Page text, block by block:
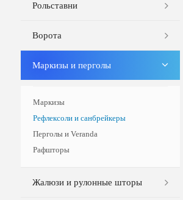
Рольставни
Ворота
Маркизы и перголы
Маркизы
Рефлексоли и санбрейкеры
Перголы и Veranda
Рафшторы
Жалюзи и рулонные шторы